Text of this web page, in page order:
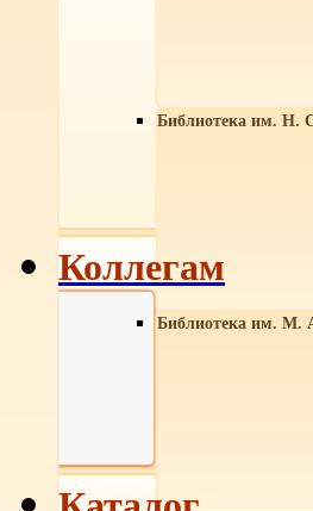
Библиотека им. Н.
Библиотека им. М.
Коллегам